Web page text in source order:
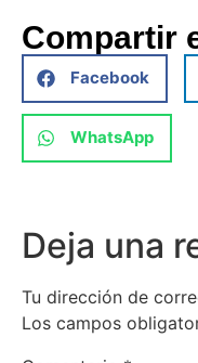
Compartir
Facebook
WhatsApp
Deja una
Tu dirección de
Los campos